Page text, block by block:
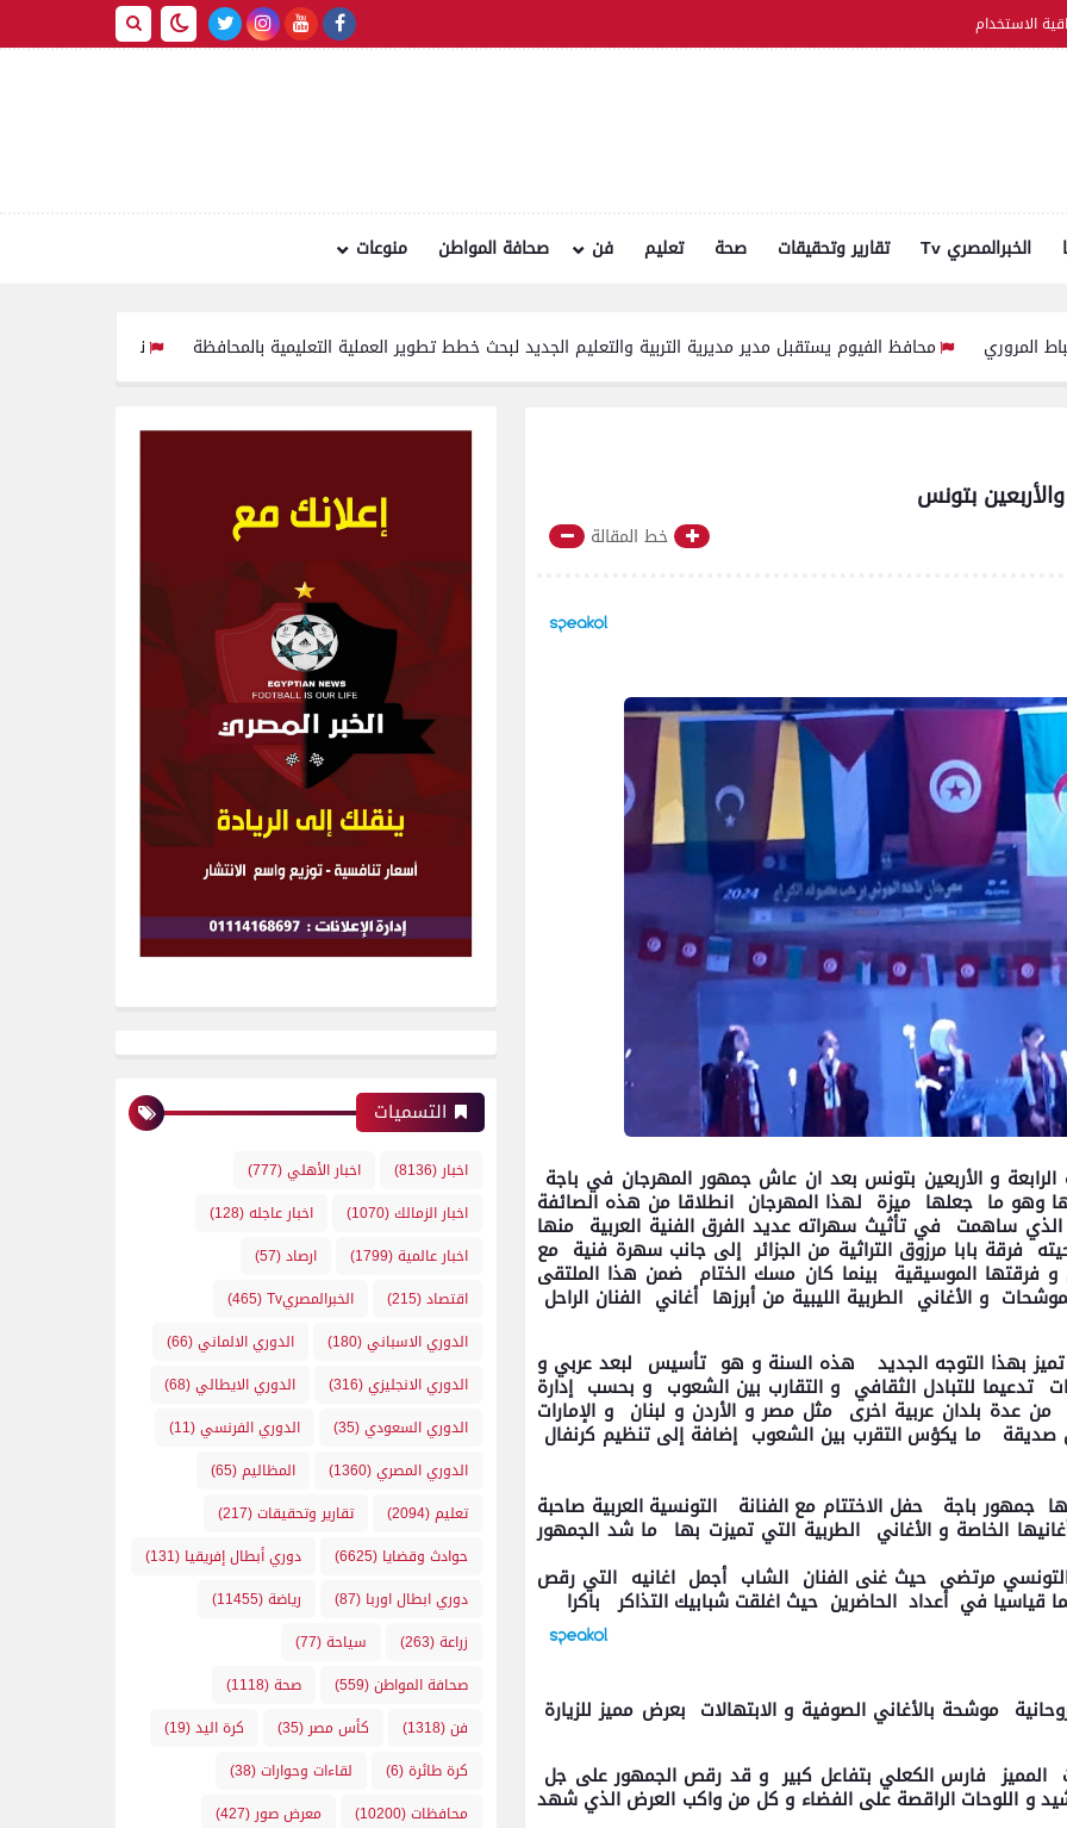
الاستخدام
الخبرالمصري Tv تقارير وتحقيقات صحة تعليم فن صحافة المواطن منوعات
محافظ الفيوم يستقبل مدير مديرية التربية والتعليم الجديد لبحث خطط تطوير العملية التعليمية بالمحافظة نقابة الصحفيين تستنكر سلوك
بتونس
خط المقالة
و الأربعين بتونس بعد ان عاش جمهور المهرجان في باجة
وهو ما جعلها ميزة لهذا المهرجان انطلاقا من هذه الصائفة
ساهمت في تأثيث سهراته عديد الفرق الفنية العربية منها
فرقة بابا مرزوق التراثية من الجزائر إلى جانب سهرة فنية مع
فرقتها الموسيقية بينما كان مسك الختام ضمن هذا الملتقى
و الأغاني الطربية الليبية من أبرزها أغاني الفنان الراحل
تميز بهذا التوجه الجديد هذه السنة و هو تأسيس لبعد عربي و
تدعيما للتبادل الثقافي و التقارب بين الشعوب و بحسب إدارة
عدة بلدان عربية اخرى مثل مصر و الأردن و لبنان و الإمارات
صديقة ما يكؤس التقرب بين الشعوب إضافة إلى تنظيم كرنفال
باجة حفل الاختتام مع الفنانة التونسية العربية صاحبة
الخاصة و الأغاني الطربية التي تميزت بها ما شد الجمهور
مرتضى حيث غنى الفنان الشاب أجمل اغانيه التي رقص
في أعداد الحاضرين حيث اغلقت شبابيك التذاكر باكرا
موشحة بالأغاني الصوفية و الابتهالات بعرض مميز للزيارة
المميز فارس الكعلي بتفاعل كبير و قد رقص الجمهور على جل
و اللوحات الراقصة على الفضاء و كل من واكب العرض الذي شهد
التسميات
اخبار (8136) اخبار الأهلي(777)
اخبار الزمالك(1070) اخبار عاجله(128)
اخبار عالمية(1799) ارصاد(57)
اقتصاد(215) الخبرالمصريTv
(465)
الدوري الاسباني(180) الدوري الالماني(66)
الدوري الانجليزي(316) الدوري الايطالي(68)
الدوري السعودي(35) الدوري الفرنسي(11)
الدوري المصري(1360) المظاليم(65)
تعليم(2094) تقارير وتحقيقات(217)
حوادث وقضايا (6625) دوري أبطال إفريقيا (131)
دوري ابطال اوربا (87) رياضة(11455)
زراعة(263) سياحة(77)
صحافة المواطن(559) صحة(1118)
فن(1318) كأس مصر (35) كرة اليد(19)
كرة طائرة(6) لقاءات وحوارات(38)
محافظات(10200) معرض صور (427)